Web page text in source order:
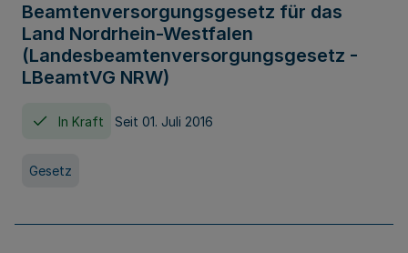
Beamtenversorgungsgesetz für das
Land Nordrhein-Westfalen
(Landesbeamtenversorgungsgesetz -
LBeamtVG NRW)
In Kraft Seit 01. Juli 2016
Gesetz